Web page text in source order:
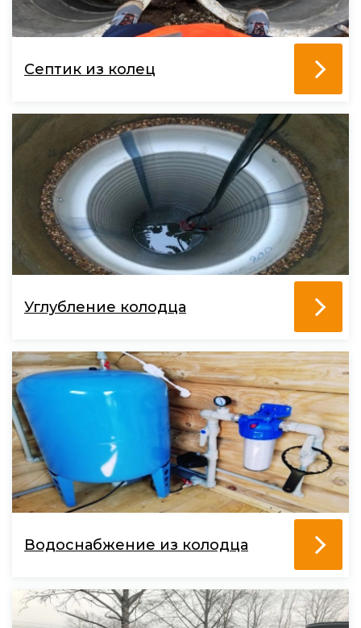
Септик из колец
Углубление колодца
Водоснабжение из колодца